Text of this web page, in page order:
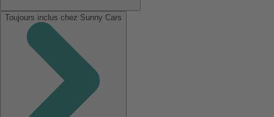
Toujours inclus chez Sunny Cars